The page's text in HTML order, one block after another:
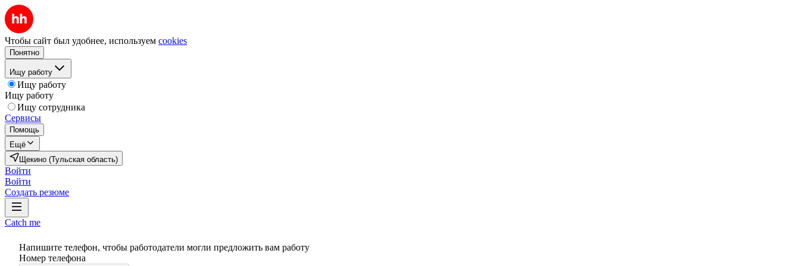
Чтобы сайт был удобнее, используем cookies
Понятно
Ищу работу
Ищу работу
Ищу работу
Ищу сотрудника
Сервисы
Помощь
Ещё
Щекино (Тульская область)
Войти
Войти
Создать резюме
Catch me
Напишите телефон, чтобы работодатели могли предложить вам работу
Номер телефона